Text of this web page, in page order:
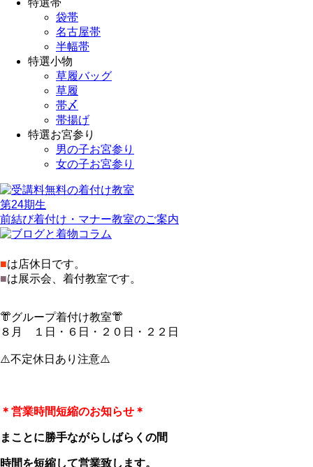
特選帯
袋帯
名古屋帯
半幅帯
特選小物
草履バッグ
草履
帯〆
帯揚げ
特選お宮参り
男の子お宮参り
女の子お宮参り
第24期生
前結び着付け・マナー教室のご案内
■は店休日です。
■は展示会、着付教室です。
👘グループ着付け教室👘
８月 １日・６日・２０日・２２日
⚠️不定休日あり注意⚠️
＊営業時間短縮のお知らせ＊
まことに勝手ながらしばらくの間
時間を短縮して営業致します。